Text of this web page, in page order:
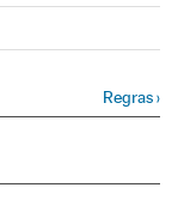
Regras›